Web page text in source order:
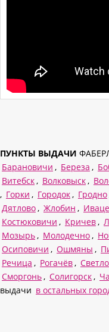
ПУНКТЫ ВЫДАЧИ
Барановичи , Береза ,
Витебск , Волковыск ,
, Горки , Городок , Гродно
Дятлово , Жлобин ,
Костюковичи , Кричев ,
Мозырь , Молодечно ,
Осиповичи , Ошмяны ,
Речица , Рогачёв ,
Сморгонь , Солигорск ,
выдачи в остальных